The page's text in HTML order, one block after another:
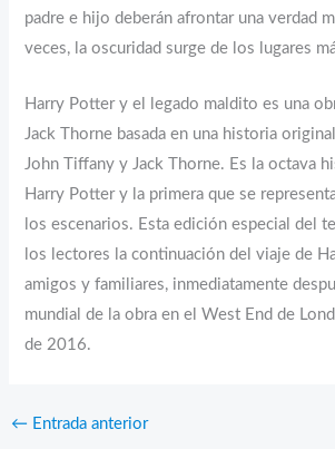
padre e hijo deberán afrontar una verdad
veces, la oscuridad surge de los lugares
Harry Potter y el legado maldito es una
Jack Thorne basada en una historia
John Tiffany y Jack Thorne. Es la octava
Harry Potter y la primera que se
los escenarios. Esta edición especial del
los lectores la continuación del viaje de
amigos y familiares, inmediatamente
mundial de la obra en el West End de
de 2016.
← Entrada anterior